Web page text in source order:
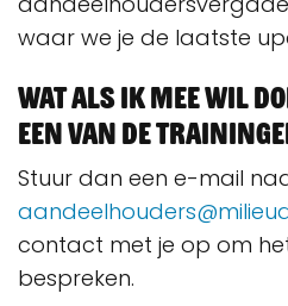
waar we je de laatste
Wat als ik mee wil
een van de
Stuur dan een e-mail
contact met je op om
bespreken.